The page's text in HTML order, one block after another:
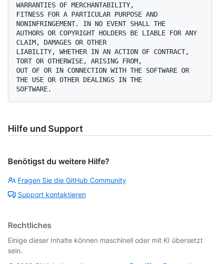
WARRANTIES OF MERCHANTABILITY,
FITNESS FOR A PARTICULAR PURPOSE AND
NONINFRINGEMENT. IN NO EVENT SHALL THE
AUTHORS OR COPYRIGHT HOLDERS BE LIABLE FOR ANY
CLAIM, DAMAGES OR OTHER
LIABILITY, WHETHER IN AN ACTION OF CONTRACT,
TORT OR OTHERWISE, ARISING FROM,
OUT OF OR IN CONNECTION WITH THE SOFTWARE OR
THE USE OR OTHER DEALINGS IN THE
Hilfe und Support
Benötigst du weitere Hilfe?
Fragen Sie die GitHub Community
Support kontaktieren
Rechtliches
Einige dieser Inhalte können maschinell oder mit KI übersetzt
sein.